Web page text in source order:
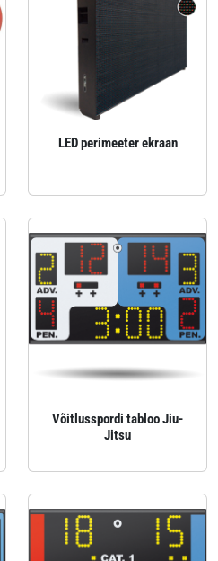
LED perimeeter ekraan
Võitlusspordi tabloo Jiu-
Jitsu